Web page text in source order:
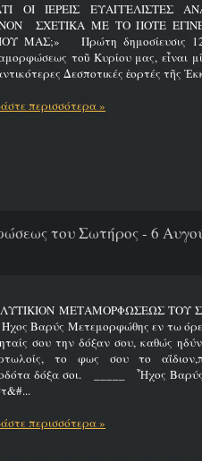
ΟΙ ΙΕΡΕΙΣ ΕΥΑΓΓΕΛΙΣΤΕΣ
ΣΧΕΤΙΚΑ ΜΕ ΤΟ ΠΟΤΕ
ΜΑΣ;» Πρώτη δημοσίευσις
τοῦ Κυρίου μας, εἶναι
Δεσποτικές ἑορτές τῆς
περισσότερα »
του Σωτήρος - 6
ΜΕΤΑΜΟΡΦΩΣΕΩΣ ΤΟΥ
Βαρύς Μετεμορφώθης εν τω όρει
σου την δόξαν σου, καθώς
το φως σου το
δόξα σοι. _____ Ἦχος
περισσότερα »